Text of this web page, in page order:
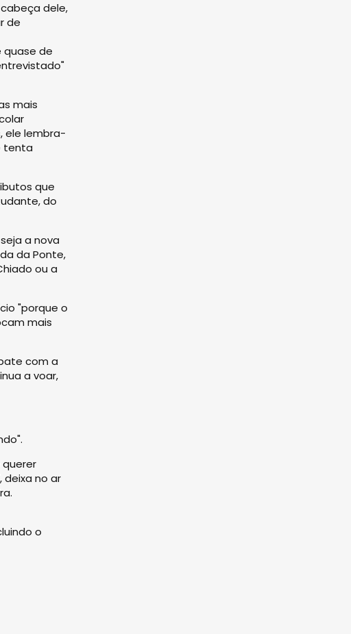
dele,
de
quase de
mais
ele lembra-
tenta
que
do
a nova
da Ponte,
ou a
"porque o
mais
com a
a voar,
deixa no ar
o